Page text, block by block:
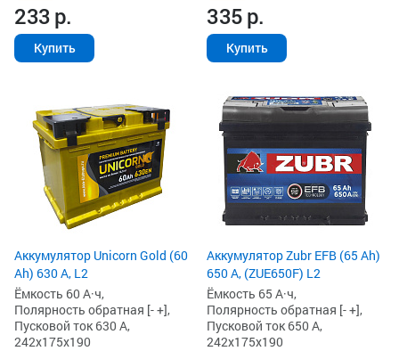
233р.
Купить
335р.
Купить
Аккумулятор Unicorn Gold (60
Ah) 630 А, L2
Ёмкость 60 А·ч,
Полярность обратная [- +],
Пусковой ток 630 А,
242x175x190
Аккумулятор Zubr EFB (65 Ah)
650 А, (ZUE650F) L2
Ёмкость 65 А·ч,
Полярность обратная [- +],
Пусковой ток 650 А,
242x175x190